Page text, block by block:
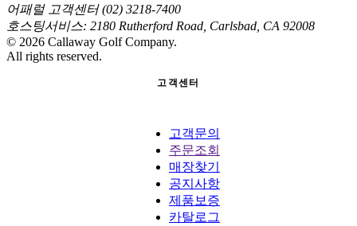
어패럴 고객센터 (02) 3218-7400
호스팅서비스: 2180 Rutherford Road, Carlsbad, CA 92008
© 2026 Callaway Golf Company.
All rights reserved.
고객센터
고객문의
주문조회
매장찾기
공지사항
제품보증
카탈로그